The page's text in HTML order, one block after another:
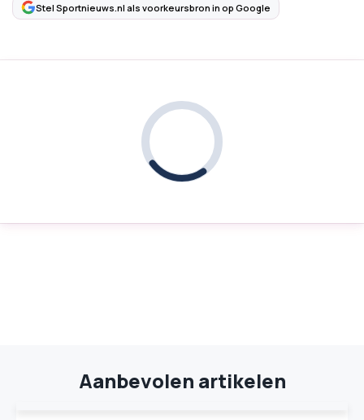
Stel Sportnieuws.nl als voorkeursbron in op Google
Aanbevolen artikelen